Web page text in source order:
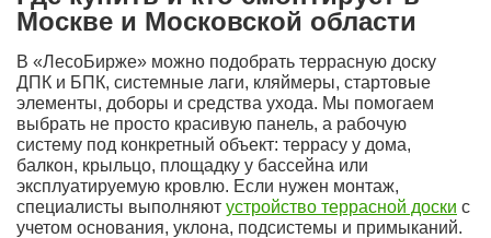
Москве и Московской области
В «ЛесоБирже» можно подобрать террасную доску
ДПК и БПК, системные лаги, кляймеры, стартовые
элементы, доборы и средства ухода. Мы помогаем
выбрать не просто красивую панель, а рабочую
систему под конкретный объект: террасу у дома,
балкон, крыльцо, площадку у бассейна или
эксплуатируемую кровлю. Если нужен монтаж,
специалисты выполняют устройство террасной доски с
учетом основания, уклона, подсистемы и примыканий.